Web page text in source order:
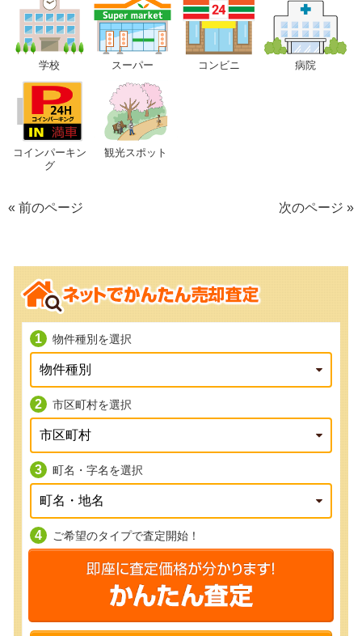
学校 スーパー コンビニ 病院
コインパーキン
グ
観光スポット
« 前のページ 次のページ »
物件種別を選択
市区町村を選択
町名・字名を選択
ご希望のタイプで査定開始！